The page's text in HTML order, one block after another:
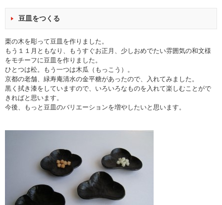
豆皿をつくる
栗の木を彫って豆皿を作りました。
もう１１月ともなり、もうすぐお正月、少しおめでたい雰囲気の和文様
をモチーフに豆皿を作りました。
ひとつは松。もう一つは木瓜（もっこう）。
京都の老舗、緑寿庵清水の金平糖があったので、入れてみました。
黒く拭き漆をしていますので、いろいろなものを入れて楽しむことがで
きればと思います。
今後、もっと豆皿のバリエーションを増やしたいと思います。